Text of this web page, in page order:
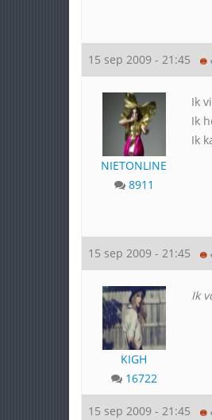
15 sep 2009 - 21:45
NIETONLINE
8911
Ik
Ik
Ik
15 sep 2009 - 21:45
KIGH
16722
Ik
15 sep 2009 - 21:45